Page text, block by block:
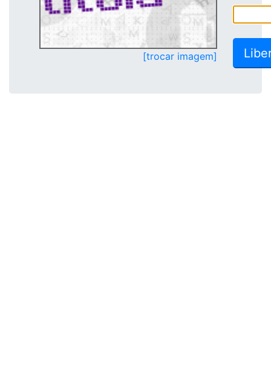
[trocar imagem]